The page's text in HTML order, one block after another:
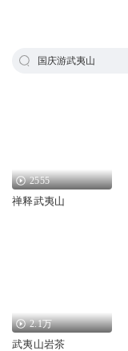
国庆游武夷山
2555
禅释武夷山
2.1万
武夷山岩茶